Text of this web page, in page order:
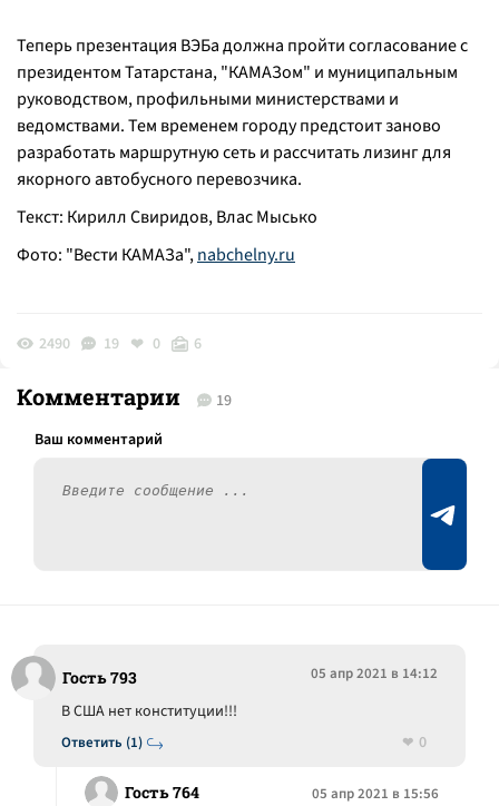
Теперь презентация ВЭБа должна пройти согласование с
президентом Татарстана, "КАМАЗом" и муниципальным
руководством, профильными министерствами и
ведомствами. Тем временем городу предстоит заново
разработать маршрутную сеть и рассчитать лизинг для
якорного автобусного перевозчика.
Текст: Кирилл Свиридов, Влас Мысько
Фото: "Вести КАМАЗа",nabchelny.ru
2490 19 0 6
Комментарии 19
Гость 793 05 апр 2021 в 14:12
Ответить (1)
В США нет конституции!!!
0
Гость 764 05 апр 2021 в 15:56